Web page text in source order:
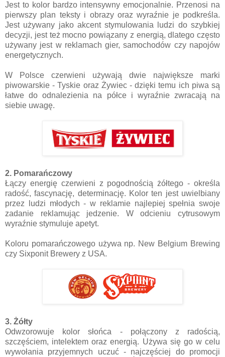
Jest to kolor bardzo intensywny emocjonalnie. Przenosi na
pierwszy plan teksty i obrazy oraz wyraźnie je podkreśla.
Jest używany jako akcent stymulowania ludzi do szybkiej
decyzji, jest też mocno powiązany z energią, dlatego często
używany jest w reklamach gier, samochodów czy napojów
energetycznych.
W Polsce czerwieni używają dwie największe marki
piwowarskie - Tyskie oraz Żywiec - dzięki temu ich piwa są
łatwe do odnalezienia na półce i wyraźnie zwracają na
siebie uwagę.
2. Pomarańczowy
Łączy energię czerwieni z pogodnością żółtego - określa
radość, fascynację, determinację. Kolor ten jest uwielbiany
przez ludzi młodych - w reklamie najlepiej spełnia swoje
zadanie reklamując jedzenie. W odcieniu cytrusowym
wyraźnie stymuluje apetyt.
Koloru pomarańczowego używa np. New Belgium Brewing
czy Sixponit Brewery z USA.
3. Żółty
Odwzorowuje kolor słońca - połączony z radością,
szczęściem, intelektem oraz energią. Używa się go w celu
wywołania przyjemnych uczuć - najczęściej do promocji